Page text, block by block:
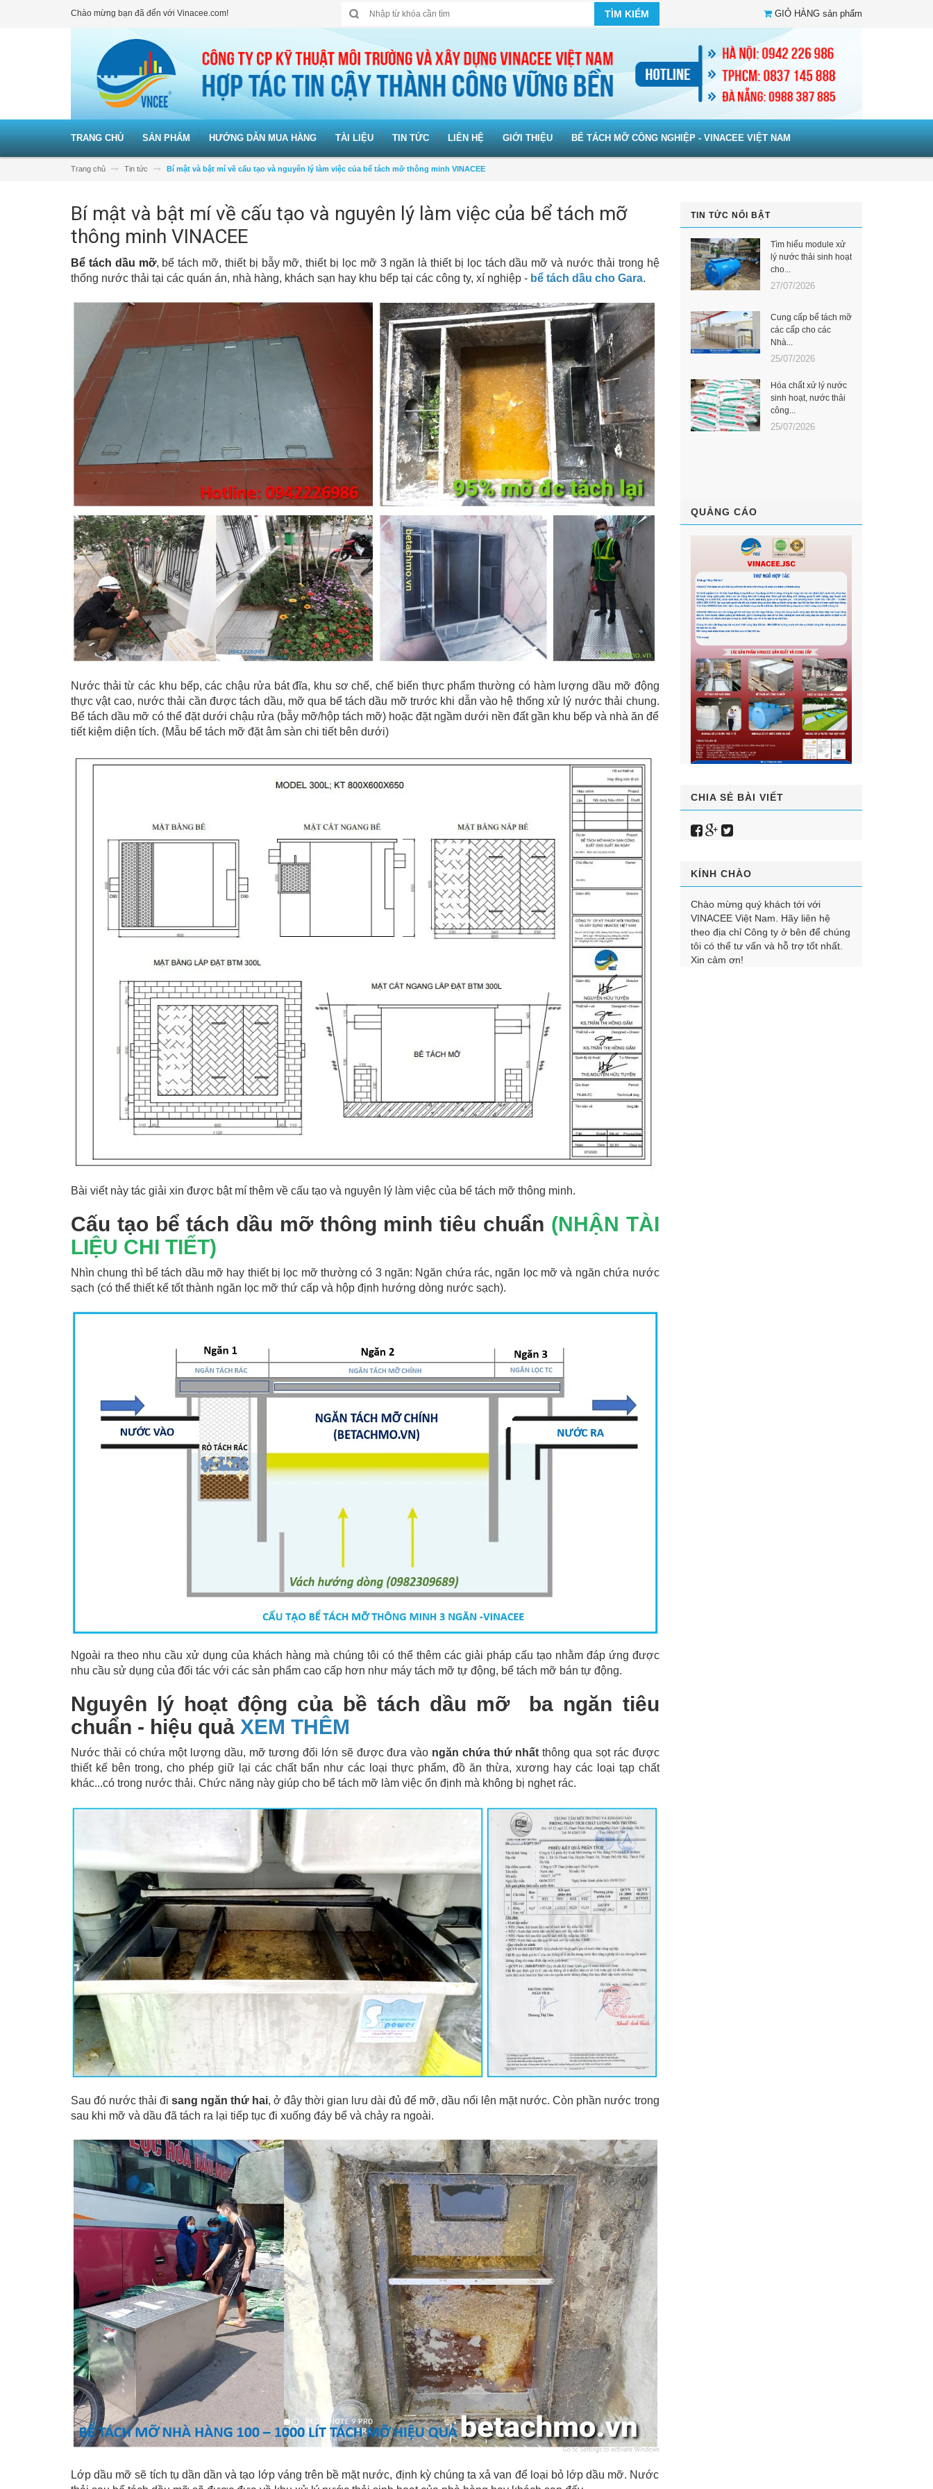
Chào mừng bạn đã đến với Vinacee.com! TÌM KIẾM GIỎ HÀNG sản phẩm
TRANG CHỦ SẢN PHẨM HƯỚNG DẪN MUA HÀNG TÀI LIỆU TIN TỨC LIÊN HỆ GIỚI THIỆU BỂ TÁCH MỠ CÔNG NGHIỆP - VINACEE VIỆT NAM
Trang chủ Tin tức Bí mật và bật mí về cấu tạo và nguyên lý làm việc của bể tách mỡ thông minh VINACEE
Bí mật và bật mí về cấu tạo và nguyên lý làm việc của bể tách mỡ
thông minh VINACEE
Bể tách dầu mỡ, bể tách mỡ, thiết bị bẫy mỡ, thiết bị lọc mỡ 3 ngăn là thiết bị lọc tách dầu mỡ và nước thải trong hệ
thống nước thải tại các quán án, nhà hàng, khách sạn hay khu bếp tại các công ty, xí nghiệp - bể tách dầu cho Gara.
Nước thải từ các khu bếp, các chậu rửa bát đĩa, khu sơ chế, chế biến thực phẩm thường có hàm lượng dầu mỡ động
thực vật cao, nước thải cần được tách dầu, mỡ qua bể tách dầu mỡ trước khi dẫn vào hệ thống xử lý nước thải chung.
Bể tách dầu mỡ có thể đặt dưới chậu rửa (bẫy mỡ/hộp tách mỡ) hoặc đặt ngầm dưới nền đất gần khu bếp và nhà ăn để
tiết kiệm diện tích. (Mẫu bể tách mỡ đặt âm sàn chi tiết bên dưới)
Bài viết này tác giải xin được bật mí thêm về cấu tạo và nguyên lý làm việc của bể tách mỡ thông minh.
Cấu tạo bể tách dầu mỡ thông minh tiêu chuẩn (NHẬN TÀI
LIỆU CHI TIẾT)
Nhìn chung thì bể tách dầu mỡ hay thiết bị lọc mỡ thường có 3 ngăn: Ngăn chứa rác, ngăn lọc mỡ và ngăn chứa nước
sạch (có thể thiết kế tốt thành ngăn lọc mỡ thứ cấp và hộp định hướng dòng nước sạch).
Ngoài ra theo nhu cầu xử dụng của khách hàng mà chúng tôi có thể thêm các giải pháp cấu tạo nhằm đáp ứng được
nhu cầu sử dụng của đối tác với các sản phẩm cao cấp hơn như máy tách mỡ tự động, bể tách mỡ bán tự động.
Nguyên lý hoạt động của bề tách dầu mỡ ba ngăn tiêu
chuẩn - hiệu quả XEM THÊM
Nước thải có chứa một lượng dầu, mỡ tương đối lớn sẽ được đưa vào ngăn chứa thứ nhất thông qua sọt rác được
thiết kế bên trong, cho phép giữ lại các chất bẩn như các loại thực phẩm, đồ ăn thừa, xương hay các loại tạp chất
khác...có trong nước thải. Chức năng này giúp cho bể tách mỡ làm việc ổn định mà không bị nghẹt rác.
Sau đó nước thải đisang ngăn thứ hai, ở đây thời gian lưu dài đủ để mỡ, dầu nổi lên mặt nước. Còn phần nước trong
sau khi mỡ và dầu đã tách ra lại tiếp tục đi xuống đáy bể và chảy ra ngoài.
Lớp dầu mỡ sẽ tích tụ dần dần và tạo lớp váng trên bề mặt nước, định kỳ chúng ta xả van để loại bỏ lớp dầu mỡ. Nước
TIN TỨC NỔI BẬT
Tìm hiểu module xử
lý nước thải sinh hoạt
cho...
27/07/2026
Cung cấp bể tách mỡ
các cấp cho các
Nhà...
25/07/2026
Hóa chất xử lý nước
sinh hoạt, nước thải
công...
25/07/2026
QUẢNG CÁO
CHIA SẺ BÀI VIẾT
KÍNH CHÀO
Chào mừng quý khách tới với
VINACEE Việt Nam. Hãy liên hệ
theo địa chỉ Công ty ở bên để chúng
tôi có thể tư vấn và hỗ trợ tốt nhất.
Xin cảm ơn!